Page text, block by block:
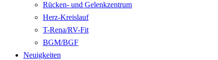
Rücken- und Gelenkzentrum
Herz-Kreislauf
T-Rena/RV-Fit
BGM/BGF
Neuigkeiten